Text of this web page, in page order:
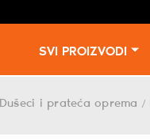
SVI PROIZVODI
Dušeci i prateća oprema /